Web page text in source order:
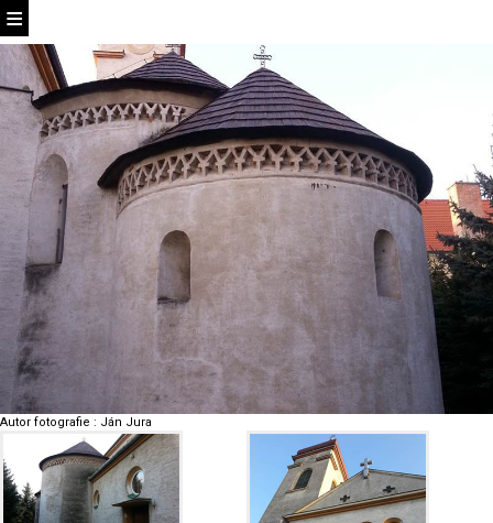
Autor fotografie : Ján Jura